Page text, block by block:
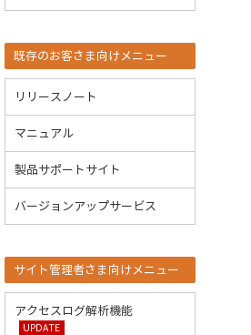
既存のお客さま向けメニュー
リリースノート
マニュアル
製品サポートサイト
バージョンアップサービス
サイト管理者さま向けメニュー
アクセスログ解析機能
UPDATE